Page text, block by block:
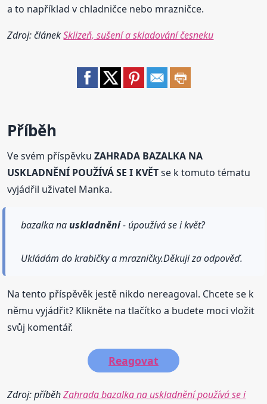
a to například v chladničce nebo mrazničce.
Zdroj: článekSklizeň, sušení a skladování česneku
Příběh
Ve svém příspěvkuZAHRADA BAZALKA NA
USKLADNĚNÍ POUŽÍVÁ SE I KVĚTse k tomuto tématu
vyjádřil uživatel Manka.
bazalka nauskladnění- úpoužívá se i květ?
Ukládám do krabičky a mrazničky.Děkuji za odpověď.
Na tento příspěvěk jestě nikdo nereagoval. Chcete se k
němu vyjádřit? Klikněte na tlačítko a budete moci vložit
svůj komentář.
Reagovat
Zdroj: příběhZahrada bazalka na uskladnění používá se i